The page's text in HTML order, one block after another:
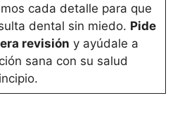
cada detalle para que
dental sin miedo. Pide
revisión y ayúdale a
sana con su salud